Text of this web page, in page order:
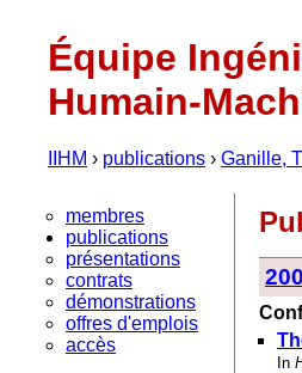
Équipe
Humain-
IIHM › publications › Ganille,
membres
publications
présentations
contrats
démonstrations
offres d'emplois
accès
In